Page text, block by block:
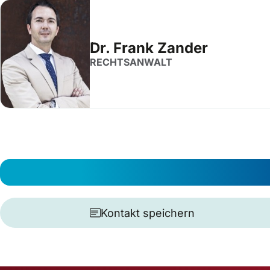
Dr. Frank Zander
RECHTSANWALT
Kontakt speichern